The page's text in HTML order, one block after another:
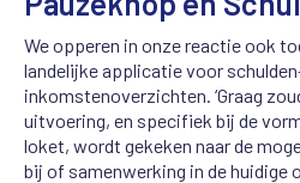
We opperen in onze reactie ook
landelijke applicatie voor
inkomstenoverzichten. ‘Graag
uitvoering, en specifiek bij de
loket, wordt gekeken naar de
bij of samenwerking in de huidige